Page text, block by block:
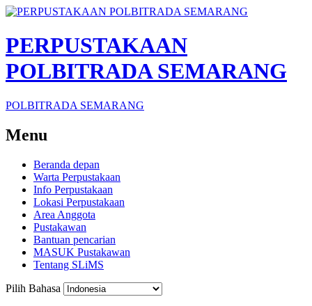
PERPUSTAKAAN
POLBITRADA SEMARANG
POLBITRADA SEMARANG
Menu
Beranda depan
Warta Perpustakaan
Info Perpustakaan
Lokasi Perpustakaan
Area Anggota
Pustakawan
Bantuan pencarian
MASUK Pustakawan
Tentang SLiMS
Pilih Bahasa